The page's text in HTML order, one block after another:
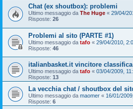
Chat (ex shoutbox): problemi
Ultimo messaggio da The Huge « 29/04/
Risposte: 26
Problemi al sito (PARTE #1)
Ultimo messaggio da tafo « 29/04/2010,
Risposte: 46
italianbasket.it vincitore
Ultimo messaggio da tafo « 03/04/2009,
Risposte: 13
La vecchia chat / shoutbox del
Ultimo messaggio da maomer « 16/01/
Risposte: 6